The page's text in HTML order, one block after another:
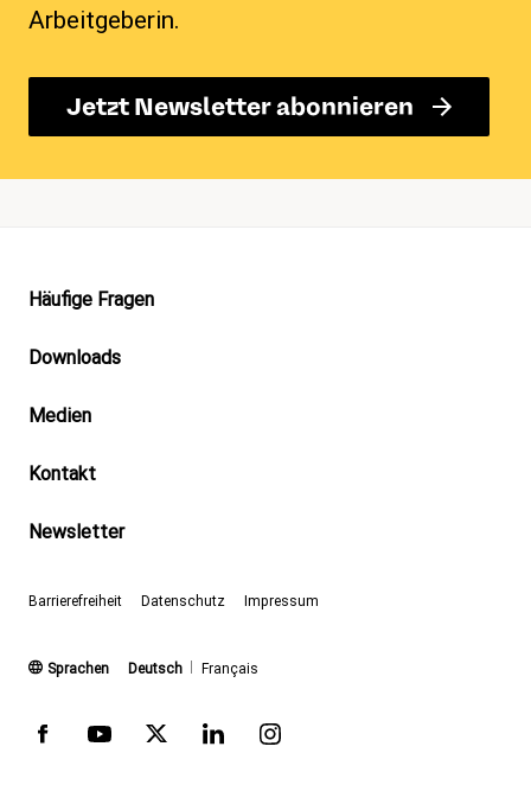
Arbeitgeberin.
Jetzt Newsletter abonnieren
Footer
Häufige Fragen
Downloads
Medien
Kontakt
Newsletter
Barrierefreiheit Datenschutz Impressum
Sprachen Deutsch
(aktiv)
Français